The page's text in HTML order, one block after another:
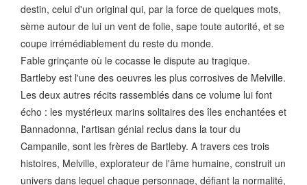
destin, celui d'un original qui, par la force de quelques mots,
sème autour de lui un vent de folie, sape toute autorité, et se
coupe irrémédiablement du reste du monde.
Fable grinçante où le cocasse le dispute au tragique.
Bartleby est l'une des oeuvres les plus corrosives de Melville.
Les deux autres récits rassemblés dans ce volume lui font
écho : les mystérieux marins solitaires des îles enchantées et
Bannadonna, l'artisan génial reclus dans la tour du
Campanile, sont les frères de Bartleby. A travers ces trois
histoires, Melville, explorateur de l'âme humaine, construit un
univers dans lequel chaque personnage, défiant la normalité,